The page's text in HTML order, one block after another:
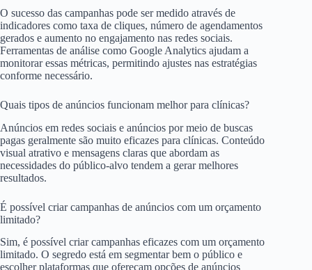
O sucesso das campanhas pode ser medido através de
indicadores como taxa de cliques, número de agendamentos
gerados e aumento no engajamento nas redes sociais.
Ferramentas de análise como Google Analytics ajudam a
monitorar essas métricas, permitindo ajustes nas estratégias
conforme necessário.
Quais tipos de anúncios funcionam melhor para clínicas?
Anúncios em redes sociais e anúncios por meio de buscas
pagas geralmente são muito eficazes para clínicas. Conteúdo
visual atrativo e mensagens claras que abordam as
necessidades do público-alvo tendem a gerar melhores
resultados.
É possível criar campanhas de anúncios com um orçamento
limitado?
Sim, é possível criar campanhas eficazes com um orçamento
limitado. O segredo está em segmentar bem o público e
escolher plataformas que ofereçam opções de anúncios